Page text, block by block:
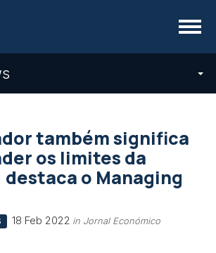
Menu
também significa
os limites da
destaca o Managing
18 Feb 2022 in Jornal Económico